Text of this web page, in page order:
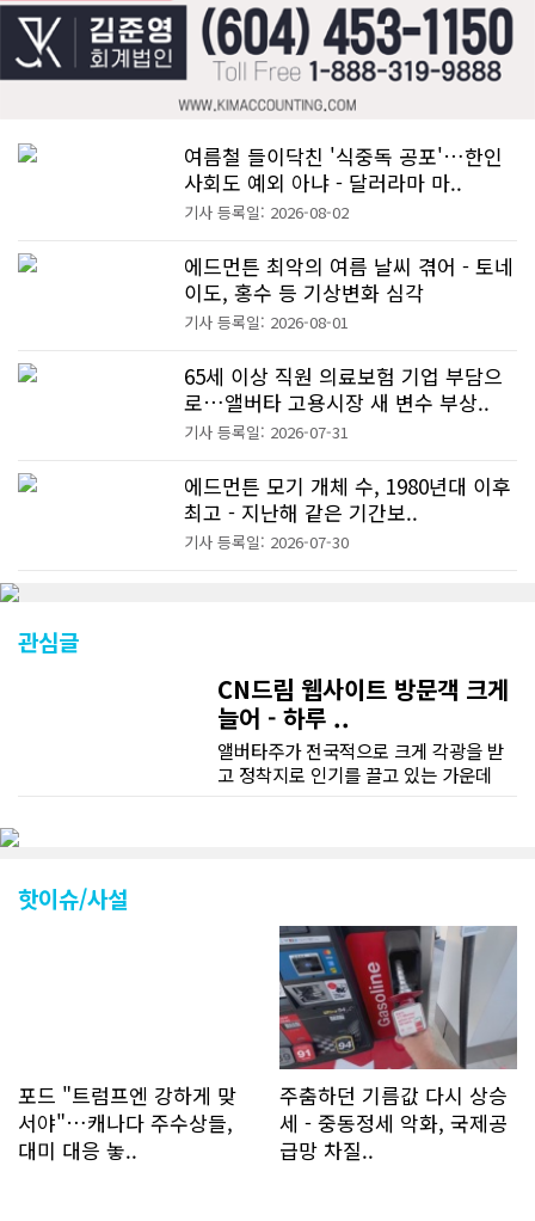
여름철 들이닥친 '식중독 공포'…한인
사회도 예외 아냐 - 달러라마 마..
기사 등록일: 2026-08-02
에드먼튼 최악의 여름 날씨 겪어 - 토네
이도, 홍수 등 기상변화 심각
기사 등록일: 2026-08-01
65세 이상 직원 의료보험 기업 부담으
로…앨버타 고용시장 새 변수 부상..
기사 등록일: 2026-07-31
에드먼튼 모기 개체 수, 1980년대 이후
최고 - 지난해 같은 기간보..
기사 등록일: 2026-07-30
관심글
CN드림 웹사이트 방문객 크게
늘어 - 하루 ..
앨버타주가 전국적으로 크게 각광을 받
고 정착지로 인기를 끌고 있는 가운데
명에 달하며 133만건 조회수를 기록했
다. 1인당 방문수는 한달 32.25회이며
하루 평균 1.1회에 달해 거의 매일 본지
를 접속하고 있는 것으로 조사됐다. 한편
신규 회원 가입자수는 2~3년 전까지는
하루 평균 7명 정도였으나 최근 2~3월
에는 크게 늘어 하루 평균 11명에 달해
60% 증가했는데 (년간 4천명) 신규 가
입자의 절반 정도는 타주에서 이주를 검
토하고 있거나 갓 이주한 회원들로 나타
핫이슈/사설
포드 "트럼프엔 강하게 맞
서야"…캐나다 주수상들,
대미 대응 놓..
주춤하던 기름값 다시 상승
세 - 중동정세 악화, 국제공
급망 차질..